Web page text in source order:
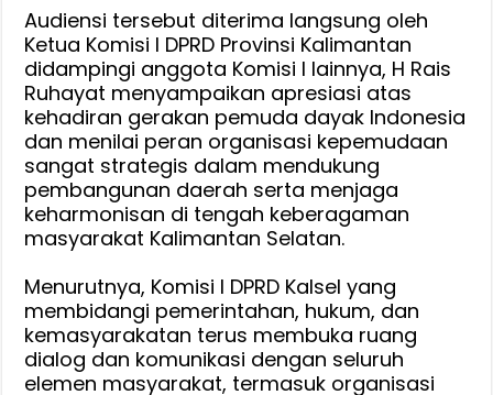
‎Audiensi tersebut diterima langsung oleh
Ketua Komisi I DPRD Provinsi Kalimantan
didampingi anggota Komisi I lainnya, H Rais
Ruhayat menyampaikan apresiasi atas
kehadiran gerakan pemuda dayak Indonesia
dan menilai peran organisasi kepemudaan
sangat strategis dalam mendukung
pembangunan daerah serta menjaga
keharmonisan di tengah keberagaman
masyarakat Kalimantan Selatan.
Menurutnya, ‎Komisi I DPRD Kalsel yang
membidangi pemerintahan, hukum, dan
kemasyarakatan terus membuka ruang
dialog dan komunikasi dengan seluruh
elemen masyarakat, termasuk organisasi